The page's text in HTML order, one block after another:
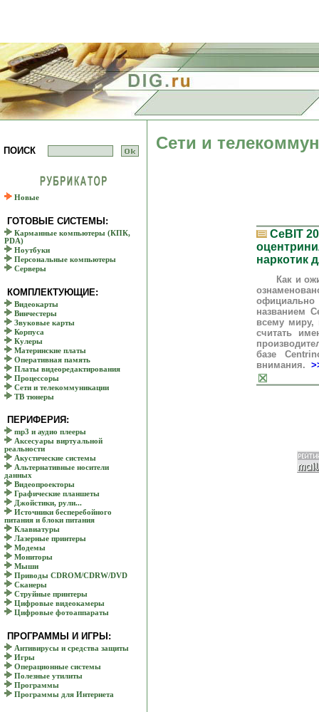
ПОИСК
Новые
ГОТОВЫЕ СИСТЕМЫ:
Карманные компьютеры (КПК,
PDA)
Ноутбуки
Персональные компьютеры
Серверы
КОМПЛЕКТУЮЩИЕ:
Видеокарты
Винчестеры
Звуковые карты
Корпуса
Кулеры
Материнские платы
Оперативная память
Платы видеоредактирования
Процессоры
Сети и телекоммуникации
ТВ тюнеры
ПЕРИФЕРИЯ:
mp3 и аудио плееры
Аксесуары виртуальной
реальности
Акустические системы
Альтернативные носители
данных
Видеопроекторы
Графические планшеты
Джойстики, рули...
Источники бесперебойного
питания и блоки питания
Клавиатуры
Лазерные принтеры
Модемы
Мониторы
Мыши
Приводы CDROM/CDRW/DVD
Сканеры
Струйные принтеры
Цифровые видеокамеры
Цифровые фотоаппараты
ПРОГРАММЫ И ИГРЫ:
Антивирусы и средства защиты
Игры
Операционные системы
Полезные утилиты
Программы
Программы для Интернета
Сети и
CeBIT
наркотик
Как и
названием
всему миру,
считать
базе
внимания.